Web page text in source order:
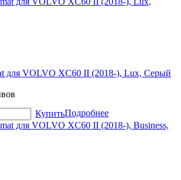
для VOLVO XC60 II (2018-), Lux, Серый
КупитьПодробнее